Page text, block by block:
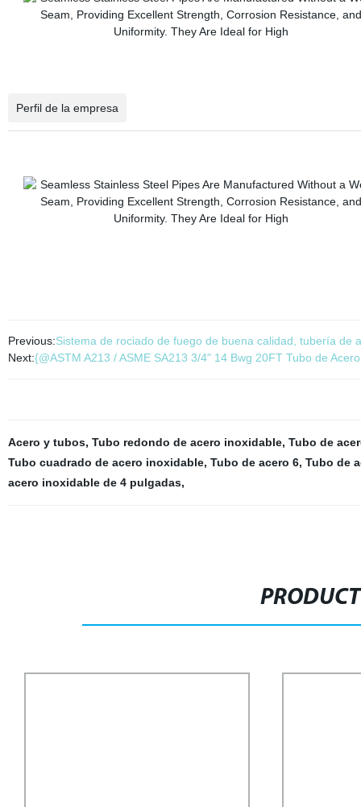
Perfil de la empresa
Previous:Sistema de rociado de fuego de buena calidad, tubería de
Next:{@ASTM A213 / ASME SA213 3/4" 14 Bwg 20FT Tubo de
Acero y tubos, Tubo redondo de acero inoxidable, Tubo de
Tubo cuadrado de acero inoxidable, Tubo de acero 6, Tubo de
acero inoxidable de 4 pulgadas,